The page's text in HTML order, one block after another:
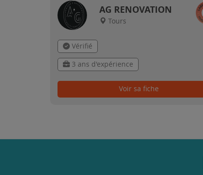
AG RENOVATION
Tours
Vérifié
3 ans d'expérience
Voir sa fiche